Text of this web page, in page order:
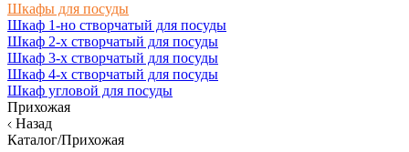
Шкафы для посуды
Шкаф 1-но створчатый для посуды
Шкаф 2-х створчатый для посуды
Шкаф 3-х створчатый для посуды
Шкаф 4-х створчатый для посуды
Шкаф угловой для посуды
Прихожая
Назад
Каталог/Прихожая